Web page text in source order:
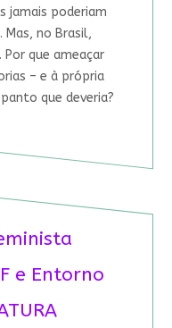
jamais poderiam
no Brasil,
que ameaçar
– e à própria
que deveria?
e Entorno